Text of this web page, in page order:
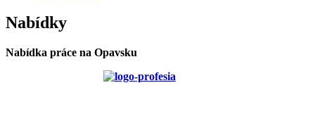
Nabídky
Nabídka práce na Opavsku